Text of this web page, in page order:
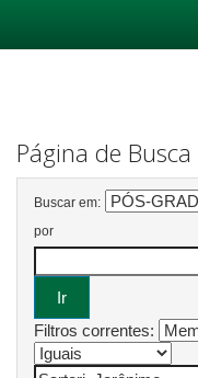
Página de Busca
Buscar em:
por
Filtros correntes: